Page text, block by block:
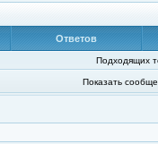
Ответов
Подходящих
Показать